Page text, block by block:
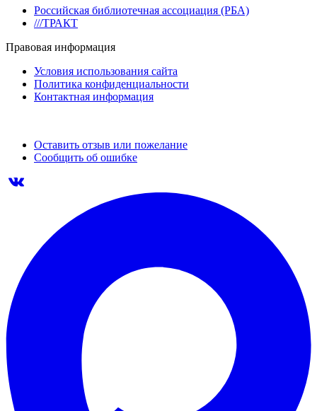
Российская библиотечная ассоциация (РБА)
///ТРАКТ
Правовая информация
Условия использования сайта
Политика конфиденциальности
Контактная информация
Оставить отзыв или пожелание
Сообщить об ошибке